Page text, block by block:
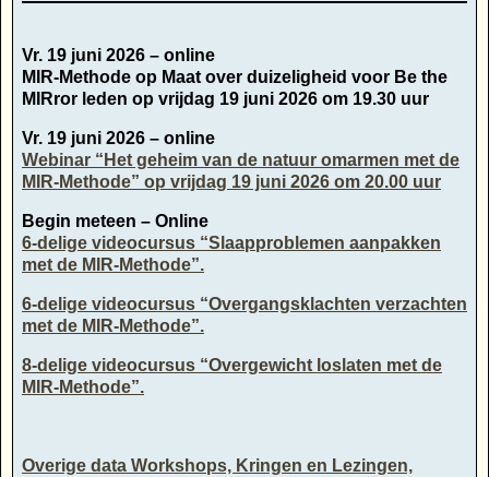
Vr. 19 juni 2026 – online
MIR-Methode op Maat over duizeligheid voor Be the
MIRror leden op vrijdag 19 juni 2026 om 19.30 uur
Vr. 19 juni 2026 – online
Webinar “Het geheim van de natuur omarmen met de
MIR-Methode” op vrijdag 19 juni 2026 om 20.00 uur
Begin meteen – Online
6-delige videocursus “Slaapproblemen aanpakken
met de MIR-Methode”.
6-delige videocursus “Overgangsklachten verzachten
met de MIR-Methode”.
8-delige videocursus “Overgewicht loslaten met de
MIR-Methode”.
Overige data Workshops, Kringen en Lezingen,